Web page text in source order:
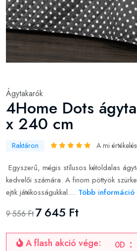
Ágytakarók
4Home Dots
x 240 cm
Raktáron A mi
Egyszerű, mégis stílusos kétoldalas
kedvelői számára. A finom pöttyök
ejtik játékosságukkal.... Több információ
9 556 Ft7 645 Ft
A flash akció vége: 0D